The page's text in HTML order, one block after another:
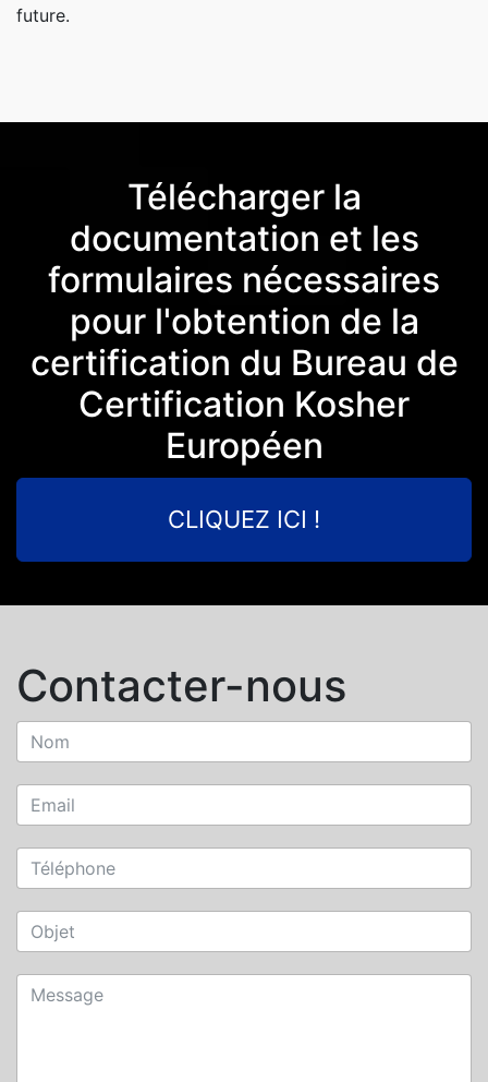
future.
Télécharger la
documentation et les
formulaires nécessaires
pour l'obtention de la
certification du Bureau de
Certification Kosher
Européen
CLIQUEZ ICI !
Contacter-nous